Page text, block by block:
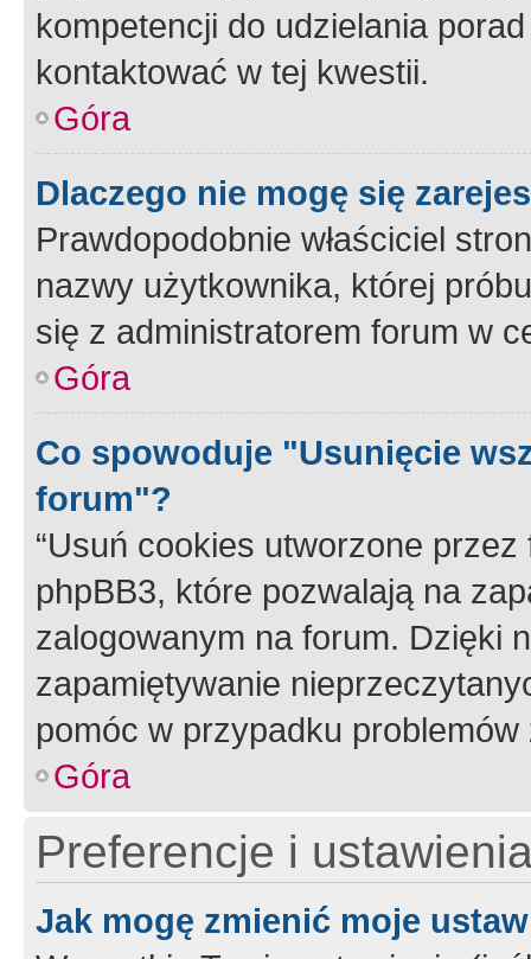
kompetencji do udzielania
kontaktować w tej kwestii.
Góra
Dlaczego nie mogę się
Prawdopodobnie właściciel
nazwy użytkownika, której
się z administratorem forum w
Góra
Co spowoduje "Usunięcie
forum"?
“Usuń cookies utworzone
phpBB3, które pozwalają na
zalogowanym na forum. Dzięki
zapamiętywanie
pomóc w przypadku
Góra
Preferencje i
Jak mogę zmienić moje